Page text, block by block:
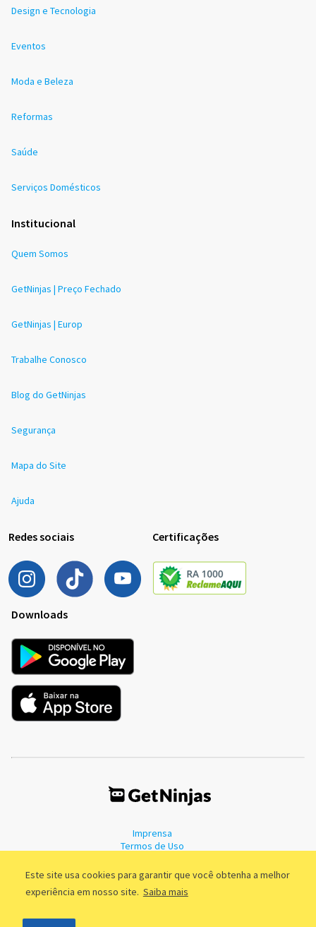
Este site usa cookies para garantir que você obtenha a melhor
experiência em nosso site. Saiba mais
Design e Tecnologia
Eventos
Moda e Beleza
Reformas
Saúde
Serviços Domésticos
Institucional
Quem Somos
GetNinjas | Preço Fechado
GetNinjas | Europ
Trabalhe Conosco
Blog do GetNinjas
Segurança
Mapa do Site
Ajuda
Redes sociais Certificações
Downloads
Imprensa
Termos de Uso
©2011 - 2026, GetNinjas LTDA. CNPJ 55.744.877/0001-89 - Rua Dr.